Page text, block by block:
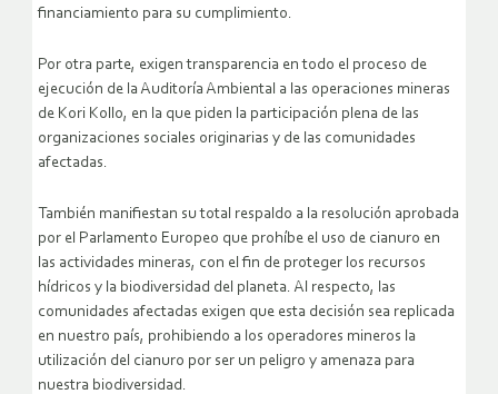
financiamiento para su cumplimiento.
Por otra parte, exigen transparencia en todo el proceso de
ejecución de la Auditoría Ambiental a las operaciones mineras
de Kori Kollo, en la que piden la participación plena de las
organizaciones sociales originarias y de las comunidades
afectadas.
También manifiestan su total respaldo a la resolución aprobada
por el Parlamento Europeo que prohíbe el uso de cianuro en
las actividades mineras, con el fin de proteger los recursos
hídricos y la biodiversidad del planeta. Al respecto, las
comunidades afectadas exigen que esta decisión sea replicada
en nuestro país, prohibiendo a los operadores mineros la
utilización del cianuro por ser un peligro y amenaza para
nuestra biodiversidad.